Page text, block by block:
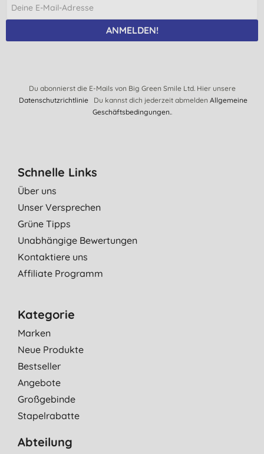
ANMELDEN!
Du abonnierst die E-Mails von Big Green Smile Ltd. Hier unsere
DatenschutzrichtlinieDu kannst dich jederzeit abmelden Allgemeine
Geschäftsbedingungen..
Schnelle Links
Über uns
Unser Versprechen
Grüne Tipps
Unabhängige Bewertungen
Kontaktiere uns
Affiliate Programm
Kategorie
Marken
Neue Produkte
Bestseller
Angebote
Großgebinde
Stapelrabatte
Abteilung